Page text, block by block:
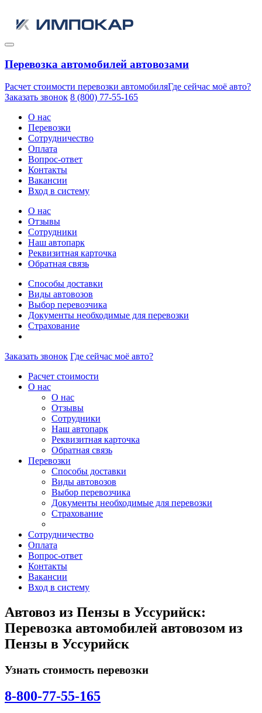
Перевозка автомобилей автовозами
Расчет стоимости перевозки автомобиляГде сейчас моё авто?
Заказать звонок 8 (800) 77-55-165
О нас
Перевозки
Сотрудничество
Оплата
Вопрос-ответ
Контакты
Вакансии
Вход в систему
О нас
Отзывы
Сотрудники
Наш автопарк
Реквизитная карточка
Обратная связь
Способы доставки
Виды автовозов
Выбор перевозчика
Документы необходимые для перевозки
Страхование
Заказать звонок Где сейчас моё авто?
Расчет стоимости
О нас
О нас
Отзывы
Сотрудники
Наш автопарк
Реквизитная карточка
Обратная связь
Перевозки
Способы доставки
Виды автовозов
Выбор перевозчика
Документы необходимые для перевозки
Страхование
Сотрудничество
Оплата
Вопрос-ответ
Контакты
Вакансии
Вход в систему
Автовоз из Пензы в Уссурийск:
Перевозка автомобилей автовозом из
Пензы в Уссурийск
Узнать стоимость перевозки
8-800-77-55-165